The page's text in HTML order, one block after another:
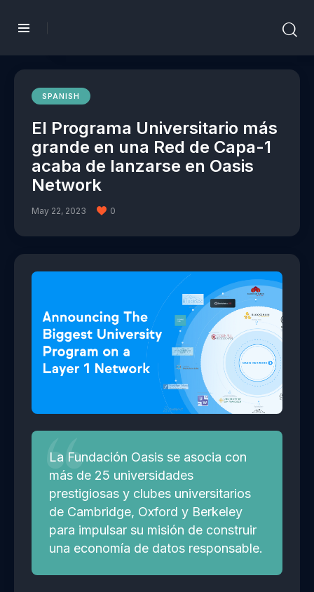
SPANISH
El Programa Universitario más
grande en una Red de Capa-1
acaba de lanzarse en Oasis
Network
May 22, 2023 0
La Fundación Oasis se asocia con
más de 25 universidades
prestigiosas y clubes universitarios
de Cambridge, Oxford y Berkeley
para impulsar su misión de construir
una economía de datos responsable.